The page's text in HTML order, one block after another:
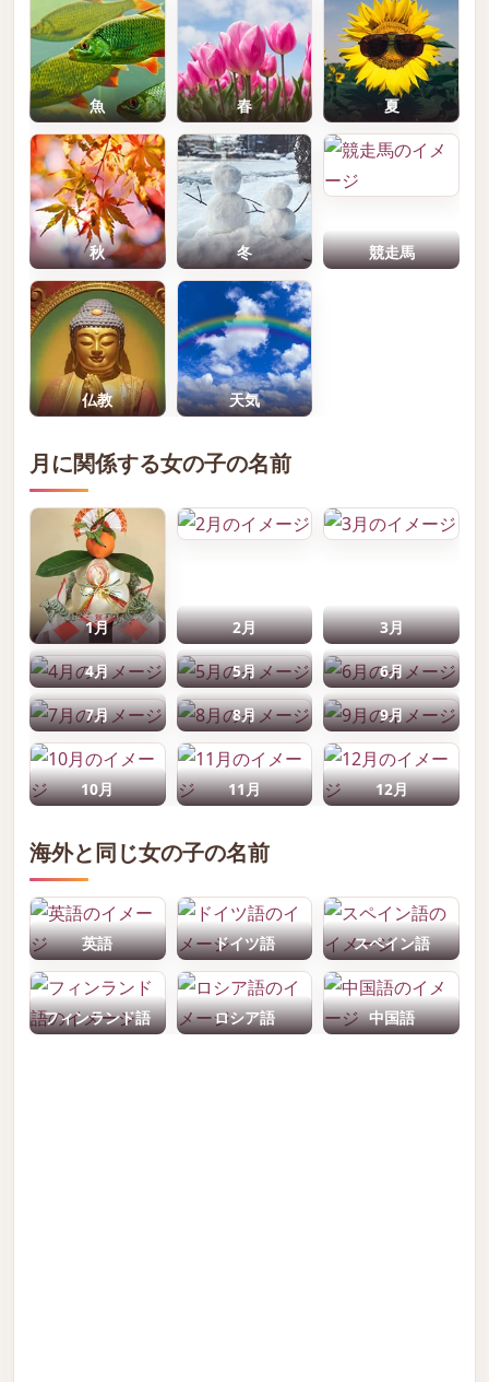
魚 春 夏
秋 冬 競走馬
仏教 天気
月に関係する女の子の名前
1月 2月 3月
4月 5月 6月
7月 8月 9月
10月 11月 12月
海外と同じ女の子の名前
英語 ドイツ語 スペイン語
フィンランド語 ロシア語 中国語